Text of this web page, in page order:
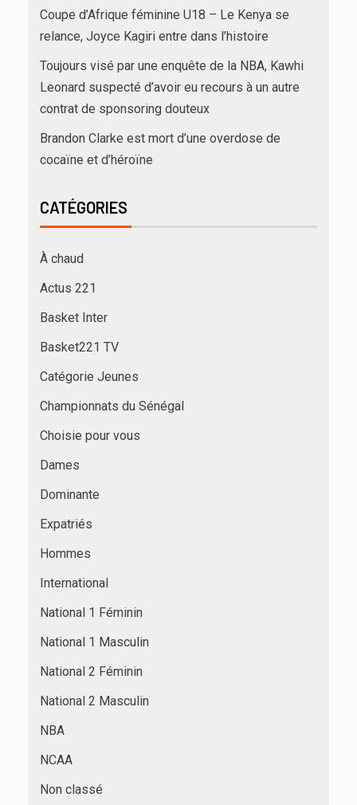
Coupe d’Afrique féminine U18 – Le Kenya se
relance, Joyce Kagiri entre dans l’histoire
Toujours visé par une enquête de la NBA, Kawhi
Leonard suspecté d’avoir eu recours à un autre
contrat de sponsoring douteux
Brandon Clarke est mort d’une overdose de
cocaïne et d’héroïne
CATÉGORIES
À chaud
Actus 221
Basket Inter
Basket221 TV
Catégorie Jeunes
Championnats du Sénégal
Choisie pour vous
Dames
Dominante
Expatriés
Hommes
International
National 1 Féminin
National 1 Masculin
National 2 Féminin
National 2 Masculin
NBA
NCAA
Non classé